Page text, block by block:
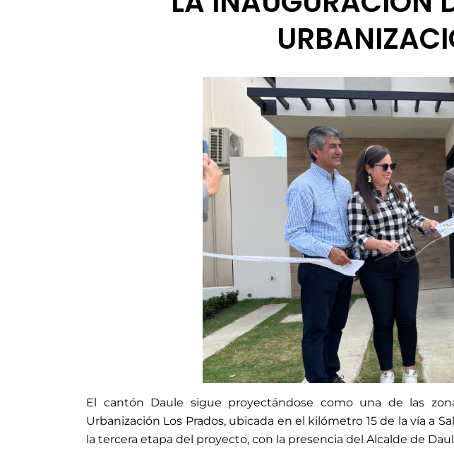
El cantón Daule sigue proyectándose como una de las
Urbanización Los Prados, ubicada en el kilómetro 15 de la vía a
la tercera etapa del proyecto, con la presencia del Alcalde de